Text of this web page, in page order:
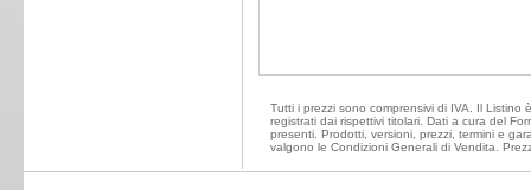
Tutti i prezzi sono comprensivi di IVA. Il Listino
registrati dai rispettivi titolari. Dati a cura del
presenti. Prodotti, versioni, prezzi, termini e
valgono le Condizioni Generali di Vendita.